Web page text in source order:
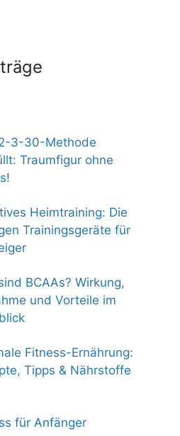
3-30-Methode
Traumfigur ohne
Heimtraining: Die
Trainingsgeräte für
BCAAs? Wirkung,
und Vorteile im
Fitness-Ernährung:
Tipps & Nährstoffe
für Anfänger